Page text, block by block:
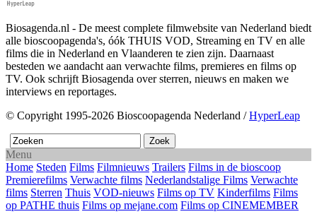
Biosagenda.nl - De meest complete filmwebsite van Nederland biedt
alle bioscoopagenda's, óók THUIS VOD, Streaming en TV en alle
films die in Nederland en Vlaanderen te zien zijn. Daarnaast
besteden we aandacht aan verwachte films, premieres en films op
TV. Ook schrijft Biosagenda over sterren, nieuws en maken we
interviews en reportages.
© Copyright 1995-2026 Bioscoopagenda Nederland /HyperLeap
Menu
Home Steden Films Filmnieuws Trailers Films in de bioscoop
Premierefilms Verwachte films Nederlandstalige Films Verwachte
films Sterren Thuis VOD-nieuws Films op TV Kinderfilms Films
op PATHE thuis Films op mejane.com Films op CINEMEMBER